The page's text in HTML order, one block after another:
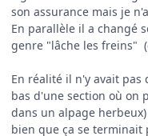
son assurance mais je
En parallèle il a changé
genre "lâche les freins"
En réalité il n'y avait
bas d'une section où on
dans un alpage
bien que ça se